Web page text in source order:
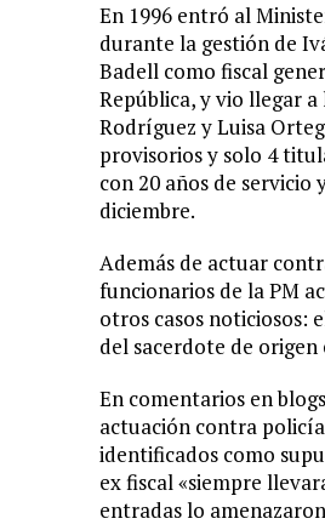
En 1996 entró al
durante la gestión de
Badell como fiscal
República, y vio llegar
Rodríguez y Luisa
provisorios y solo 4
con 20 años de servicio
diciembre.
Además de actuar
funcionarios de la PM
otros casos noticiosos:
del sacerdote de origen
En comentarios en
actuación contra
identificados como
ex fiscal «siempre
entradas lo